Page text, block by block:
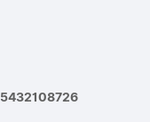
5432108726